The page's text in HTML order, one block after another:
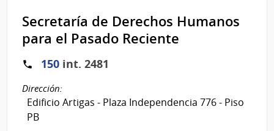
Secretaría de Derechos Humanos
para el Pasado Reciente
150 int. 2481
Dirección:
Edificio Artigas - Plaza Independencia 776 - Piso
PB